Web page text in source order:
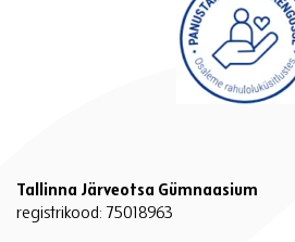
Tallinna Järveotsa Gümnaasium
registrikood: 75018963